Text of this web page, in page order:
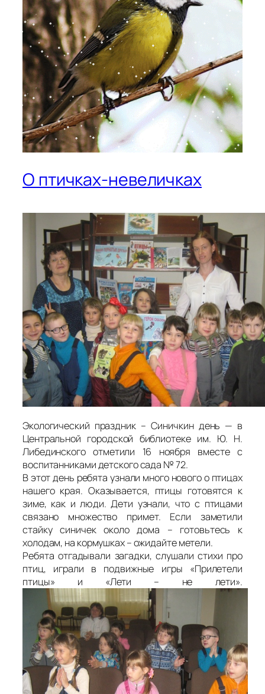
О птичках-невеличках
Экологический праздник – Синичкин день — в
Центральной городской библиотеке им. Ю. Н.
Либединского отметили 16 ноября вместе с
воспитанниками детского сада № 72.
В этот день ребята узнали много нового о птицах
нашего края. Оказывается, птицы готовятся к
зиме, как и люди. Дети узнали, что с птицами
связано множество примет. Если заметили
стайку синичек около дома – готовьтесь к
холодам, на кормушках – ожидайте метели.
Ребята отгадывали загадки, слушали стихи про
птиц, играли в подвижные игры «Прилетели
птицы» и «Лети – не лети».